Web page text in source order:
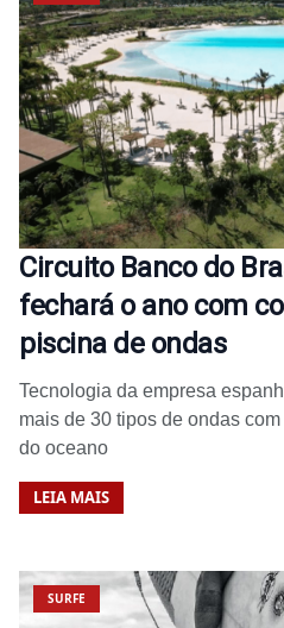
Circuito Banco do
fechará o ano com
piscina de ondas
Tecnologia da empresa
mais de 30 tipos de ondas
do oceano
LEIA MAIS
SURFE